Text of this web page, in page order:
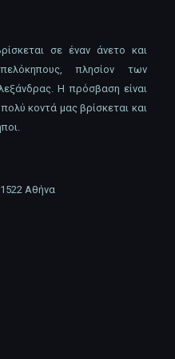
σε έναν άνετο και
πλησίον των
Η πρόσβαση είναι
κοντά μας βρίσκεται και
Αθήνα